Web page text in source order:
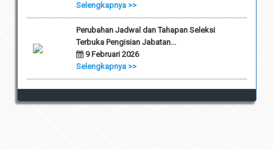
Selengkapnya >>
Perubahan Jadwal dan Tahapan Seleksi
Terbuka Pengisian Jabatan...
9 Februari 2026
Selengkapnya >>